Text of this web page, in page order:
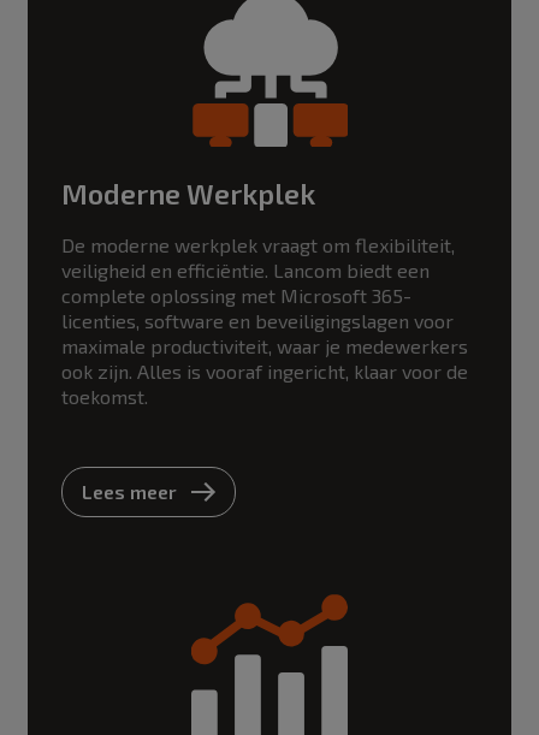
Moderne Werkplek
De moderne werkplek vraagt om flexibiliteit,
veiligheid en efficiëntie. Lancom biedt een
complete oplossing met Microsoft 365-
licenties, software en beveiligingslagen voor
maximale productiviteit, waar je medewerkers
ook zijn. Alles is vooraf ingericht, klaar voor de
toekomst.
Lees meer